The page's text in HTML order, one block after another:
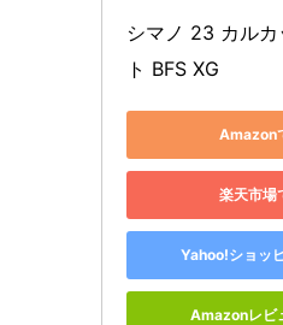
シマノ 23 カル
ト BFS XG
Amazon
楽天市場
Yahoo!ショッ
Amazonレビ